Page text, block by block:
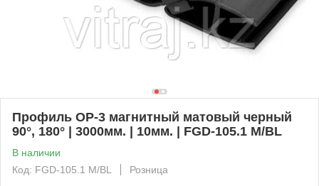
Профиль OP-3 магнитный матовый черный
90°, 180° | 3000мм. | 10мм. | FGD-105.1 M/BL
В наличии
Код: FGD-105.1 M/BL
Розница